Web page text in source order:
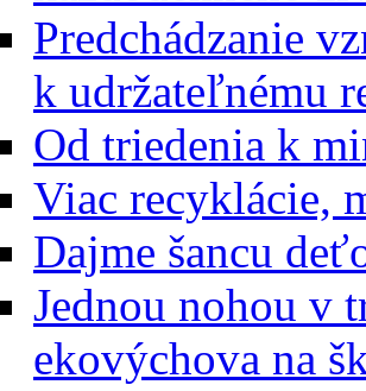
Predchádzanie
k udržateľnému
Od triedenia k
Viac recyklácie,
Dajme šancu
Jednou nohou v
ekovýchova na